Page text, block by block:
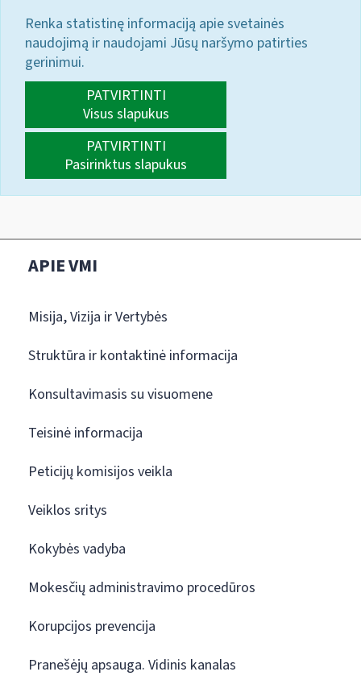
Renka statistinę informaciją apie svetainės
naudojimą ir naudojami Jūsų naršymo patirties
gerinimui.
PATVIRTINTI
Visus slapukus
PATVIRTINTI
Pasirinktus slapukus
APIE VMI
Misija, Vizija ir Vertybės
Struktūra ir kontaktinė informacija
Konsultavimasis su visuomene
Teisinė informacija
Peticijų komisijos veikla
Veiklos sritys
Kokybės vadyba
Mokesčių administravimo procedūros
Korupcijos prevencija
Pranešėjų apsauga. Vidinis kanalas